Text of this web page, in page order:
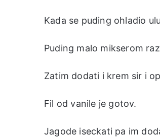
Kada se puding ohladio
Puding malo mikserom
Zatim dodati i krem sir i
Fil od vanile je gotov.
Jagode iseckati pa im